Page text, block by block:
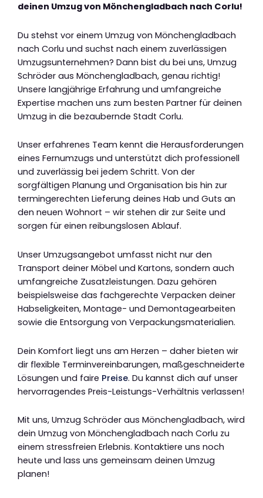
deinen Umzug von Mönchengladbach nach Corlu!
Du stehst vor einem Umzug von Mönchengladbach
nach Corlu und suchst nach einem zuverlässigen
Umzugsunternehmen? Dann bist du bei uns, Umzug
Schröder aus Mönchengladbach, genau richtig!
Unsere langjährige Erfahrung und umfangreiche
Expertise machen uns zum besten Partner für deinen
Umzug in die bezaubernde Stadt Corlu.
Unser erfahrenes Team kennt die Herausforderungen
eines Fernumzugs und unterstützt dich professionell
und zuverlässig bei jedem Schritt. Von der
sorgfältigen Planung und Organisation bis hin zur
termingerechten Lieferung deines Hab und Guts an
den neuen Wohnort – wir stehen dir zur Seite und
sorgen für einen reibungslosen Ablauf.
Unser Umzugsangebot umfasst nicht nur den
Transport deiner Möbel und Kartons, sondern auch
umfangreiche Zusatzleistungen. Dazu gehören
beispielsweise das fachgerechte Verpacken deiner
Habseligkeiten, Montage- und Demontagearbeiten
sowie die Entsorgung von Verpackungsmaterialien.
Dein Komfort liegt uns am Herzen – daher bieten wir
dir flexible Terminvereinbarungen, maßgeschneiderte
Lösungen und faire Preise. Du kannst dich auf unser
hervorragendes Preis-Leistungs-Verhältnis verlassen!
Mit uns, Umzug Schröder aus Mönchengladbach, wird
dein Umzug von Mönchengladbach nach Corlu zu
einem stressfreien Erlebnis. Kontaktiere uns noch
heute und lass uns gemeinsam deinen Umzug
planen!